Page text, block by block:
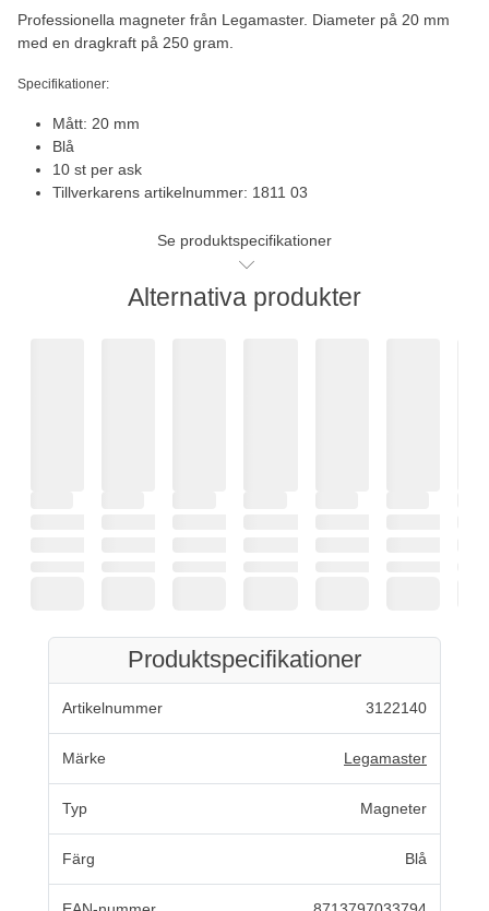
Professionella magneter från Legamaster. Diameter på 20 mm
med en dragkraft på 250 gram.
Specifikationer:
Mått: 20 mm
Blå
10 st per ask
Tillverkarens artikelnummer: 1811 03
Se produktspecifikationer
Alternativa produkter
Produktspecifikationer
Artikelnummer 3122140
Märke Legamaster
Typ Magneter
Färg Blå